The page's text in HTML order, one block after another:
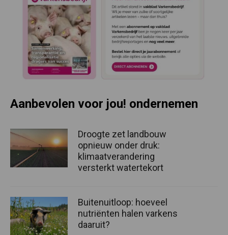
Aanbevolen voor jou! ondernemen
Droogte zet landbouw
opnieuw onder druk:
klimaatverandering
versterkt watertekort
Buitenuitloop: hoeveel
nutriënten halen varkens
daaruit?